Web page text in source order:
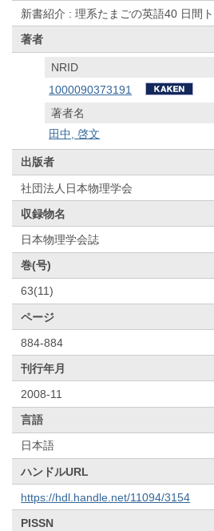
新書紹介 : 理系たまごの英語40 日間
著者
NRID
1000090373191
著者名
田中, 啓文
出版者
社団法人日本物理学会
収録物名
日本物理学会誌
巻(号)
63(11)
ページ
884-884
刊行年月
2008-11
言語
日本語
ハンドルURL
https://hdl.handle.net/11094/3154
PISSN